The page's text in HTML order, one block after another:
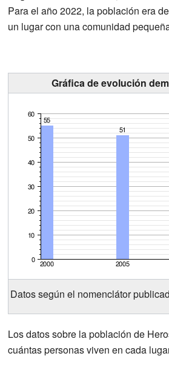
Para el año 2022, la población era
un lugar con una comunidad
Gráfica de evolución
Datos según el nomenclátor
Los datos sobre la población de
cuántas personas viven en cada